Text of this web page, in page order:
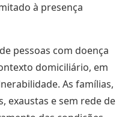
à presença
pessoas com doença
domiciliário, em
As famílias,
exaustas e sem rede de